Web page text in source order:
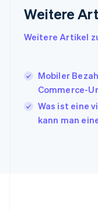
Weitere
Weitere Artikel
Mobiler
Commerce-
Was ist eine
kann man
Italiano English
日本語English
Kroatien
EnglishItaliano
English
Liechtenstein